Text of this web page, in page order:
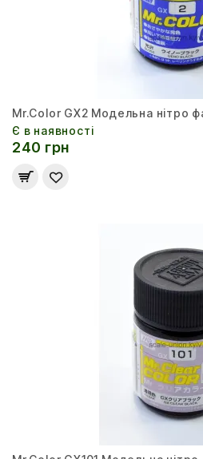
Mr.Color GX2 Модельна нітро
Є в наявності
240 грн